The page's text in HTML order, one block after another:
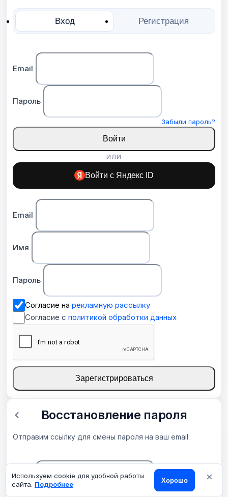
Используем cookie для удобной работы
сайта. Подробнее Хорошо ×
Вход Регистрация
Email
Пароль
Забыли пароль?
Войти
ИЛИ
Войти с Яндекс ID
Email
Имя
Пароль
Согласие на рекламную рассылку
Согласие с политикой обработки данных
Зарегистрироваться
Восстановление пароля
Отправим ссылку для смены пароля на ваш email.
Email